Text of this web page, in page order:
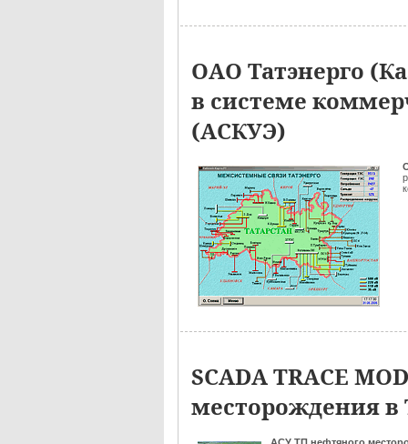
ОАО Татэнерго
в системе
(АСКУЭ)
SCADA TRACE
месторождения в